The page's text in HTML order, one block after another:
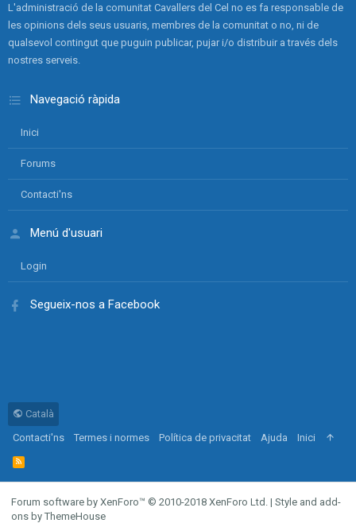
L'administració de la comunitat Cavallers del Cel no es fa responsable de
les opinions dels seus usuaris, membres de la comunitat o no, ni de
qualsevol contingut que puguin publicar, pujar i/o distribuir a través dels
nostres serveis.
Navegació ràpida
Inici
Forums
Contacti'ns
Menú d'usuari
Login
Segueix-nos a Facebook
Català
Contacti'ns
Termes i normes Política de privacitat Ajuda Inici
R
S
S
Forum software by XenForo™ © 2010-2018 XenForo Ltd. | Style and add-
ons by ThemeHouse